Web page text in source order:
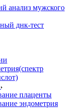
анализ мужского
днк-тест
плаценты
эндометрия